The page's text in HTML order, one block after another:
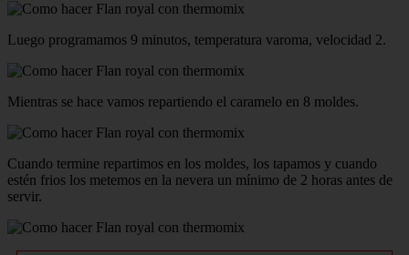
Luego programamos 9 minutos, temperatura varoma, velocidad 2.
Mientras se hace vamos repartiendo el caramelo en 8 moldes.
Cuando termine repartimos en los moldes, los tapamos y cuando
estén frios los metemos en la nevera un mínimo de 2 horas antes de
servir.